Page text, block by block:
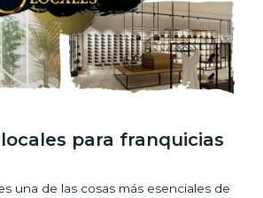
para franquicias
una de las cosas más esenciales de